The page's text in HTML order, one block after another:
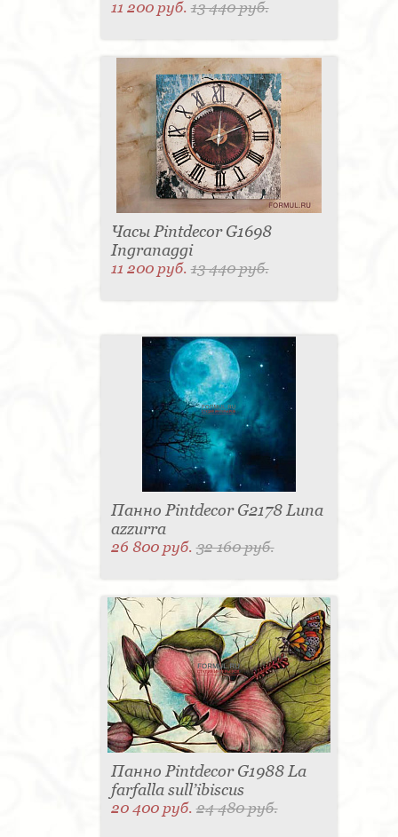
11 200 руб.13 440 руб.
Часы Pintdecor G1698
Ingranaggi
11 200 руб.13 440 руб.
Панно Pintdecor G2178 Luna
azzurra
26 800 руб.32 160 руб.
Панно Pintdecor G1988 La
farfalla sull’ibiscus
20 400 руб.24 480 руб.